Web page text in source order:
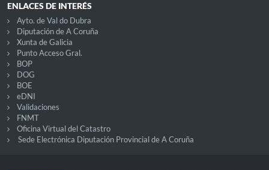
ENLACES DE INTERÉS
Ayto. de Val do Dubra
Diputación de A Coruña
Xunta de Galicia
Punto Acceso Gral.
BOP
DOG
BOE
eDNI
Validaciones
FNMT
Oficina Virtual del Catastro
Sede Electrónica Diputación Provincial de A Coruña